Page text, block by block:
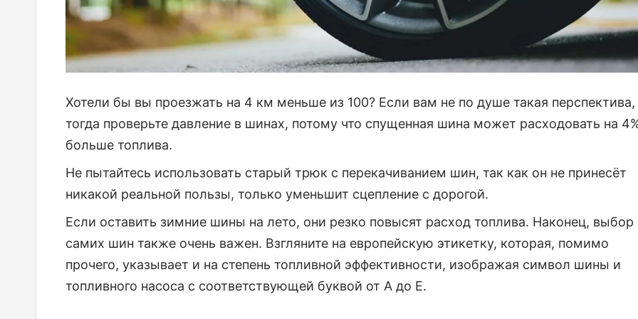
Хотели бы вы проезжать на 4 км меньше из 100? Если вам не по душе такая перспектива,
тогда проверьте давление в шинах, потому что спущенная шина может расходовать на
больше топлива.
Не пытайтесь использовать старый трюк с перекачиванием шин, так как он не принесёт
никакой реальной пользы, только уменьшит сцепление с дорогой.
Если оставить зимние шины на лето, они резко повысят расход топлива. Наконец, выбор
самих шин также очень важен. Взгляните на европейскую этикетку, которая, помимо
прочего, указывает и на степень топливной эффективности, изображая символ шины и
топливного насоса с соответствующей буквой от A до E.